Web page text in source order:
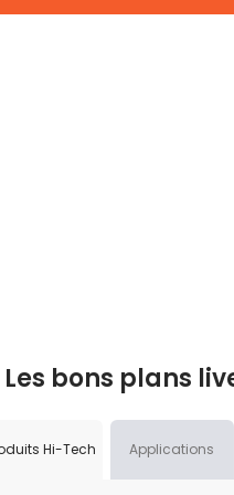
Les bons plans
Hi-Tech Applications